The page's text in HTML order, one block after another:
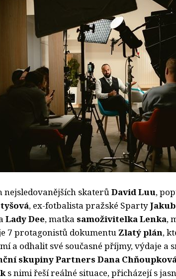
nejsledovanějších skaterůDavid Luu,
šová, ex-fotbalista pražské Sparty
Lady Dee, matka samoživitelka Lenka,
7 protagonistů dokumentu Zlatý plán,
a odhalit své současné příjmy, výdaje a
skupiny Partners Dana
s nimi řeší reálné situace, přicházejí s